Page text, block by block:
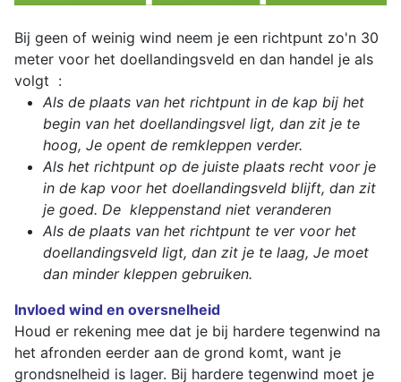
Bij geen of weinig wind neem je een richtpunt zo'n 30
meter voor het doellandingsveld en dan handel je als
volgt :
Als de plaats van het richtpunt in de kap bij het
begin van het doellandingsvel ligt, dan zit je te
hoog, Je opent de remkleppen verder.
Als het richtpunt op de juiste plaats recht voor je
in de kap voor het doellandingsveld blijft, dan zit
je goed. De kleppenstand niet veranderen
Als de plaats van het richtpunt te ver voor het
doellandingsveld ligt, dan zit je te laag, Je moet
dan minder kleppen gebruiken.
Invloed wind en oversnelheid
Houd er rekening mee dat je bij hardere tegenwind na
het afronden eerder aan de grond komt, want je
grondsnelheid is lager. Bij hardere tegenwind moet je